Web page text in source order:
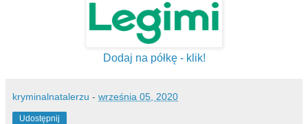
Dodaj na półkę - klik!
kryminalnatalerzu - września 05, 2020
Udostępnij